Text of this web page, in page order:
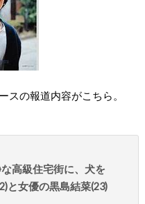
の報道内容がこちら。
高級住宅街に、犬を
と女優の黒島結菜(23)